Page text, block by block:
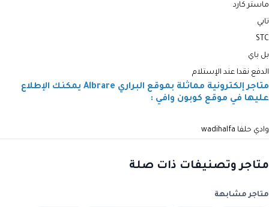
ماستر كارد
تابي
STC
بل باي
الدفع نقدا عند الإستلام
متاجر إلكترونية مماثلة بموقع البراري Albrare يمكنك الإطلاع
عليها في موقع كوبون وافي :
وادي حلفا wadihalfa
متاجر وتصنيفات ذات صلة
متاجر مشابهة